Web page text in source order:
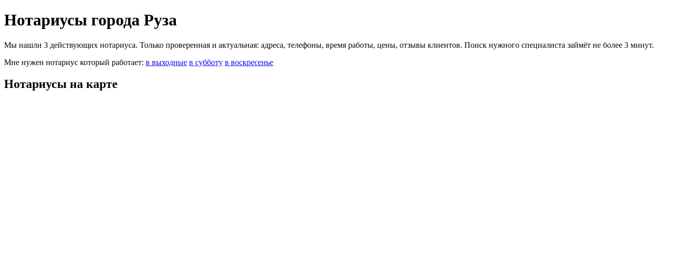
Нотариусы города Руза
Мы нашли 3 действующих нотариуса. Только проверенная и актуальная: адреса, телефоны, время работы, цены, отзывы клиентов. Поиск нужного специалиста займёт не более 3 минут.
Мне нужен нотариус который работает: в выходные в субботу в воскресенье
Нотариусы на карте